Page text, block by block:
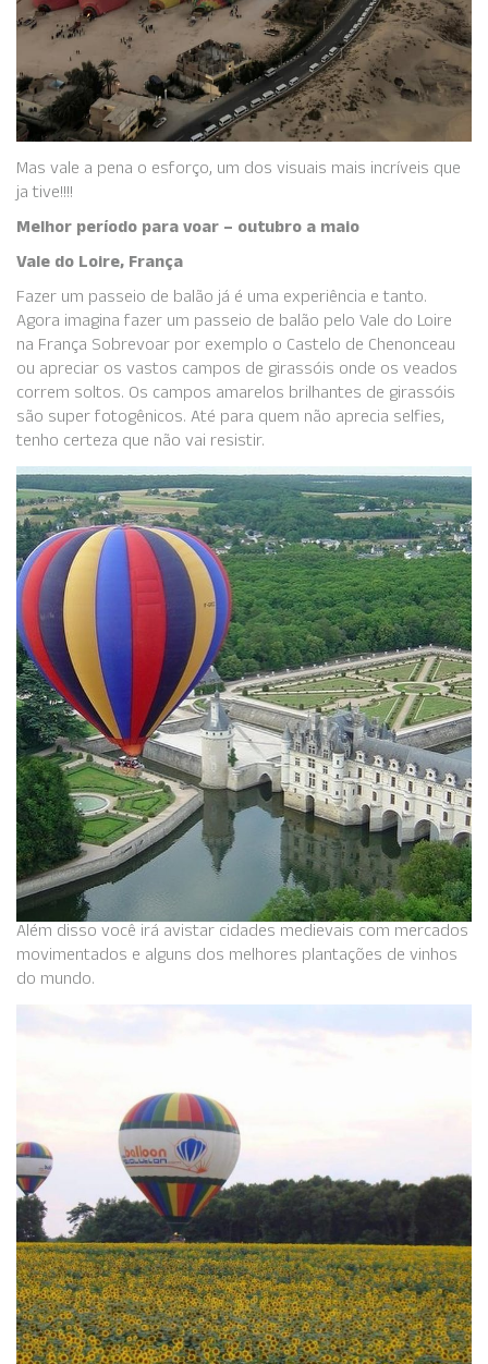
Mas vale a pena o esforço, um dos visuais mais incríveis que
ja tive!!!!
Melhor período para voar – outubro a maio
Vale do Loire, França
Fazer um passeio de balão já é uma experiência e tanto.
Agora imagina fazer um passeio de balão pelo Vale do Loire
na França Sobrevoar por exemplo o Castelo de Chenonceau
ou apreciar os vastos campos de girassóis onde os veados
correm soltos. Os campos amarelos brilhantes de girassóis
são super fotogênicos. Até para quem não aprecia selfies,
tenho certeza que não vai resistir.
Além disso você irá avistar cidades medievais com mercados
movimentados e alguns dos melhores plantações de vinhos
do mundo.